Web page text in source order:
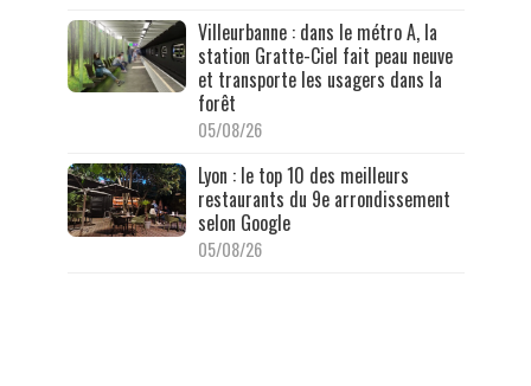
Villeurbanne : dans le métro A, la
station Gratte-Ciel fait peau neuve
et transporte les usagers dans la
forêt
05/08/26
Lyon : le top 10 des meilleurs
restaurants du 9e arrondissement
selon Google
05/08/26